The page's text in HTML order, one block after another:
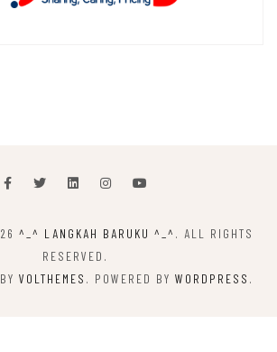
^_^ LANGKAH BARUKU ^_^ . ALL RIGHTS
RESERVED.
VOLTHEMES . POWERED BY WORDPRESS .